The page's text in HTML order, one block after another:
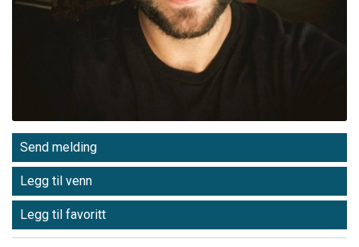
Send melding
Legg til venn
Legg til favoritt